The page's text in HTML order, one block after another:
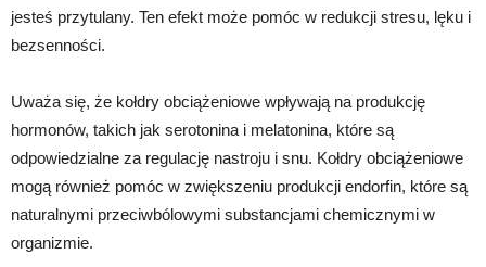
jesteś przytulany. Ten efekt może pomóc w redukcji stresu, lęku i
bezsenności.
Uważa się, że kołdry obciążeniowe wpływają na produkcję
hormonów, takich jak serotonina i melatonina, które są
odpowiedzialne za regulację nastroju i snu. Kołdry obciążeniowe
mogą również pomóc w zwiększeniu produkcji endorfin, które są
naturalnymi przeciwbólowymi substancjami chemicznymi w
organizmie.